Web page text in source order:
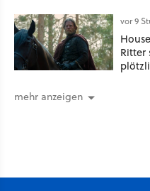
jede
vor 9
Ritter
mehr anzeigen